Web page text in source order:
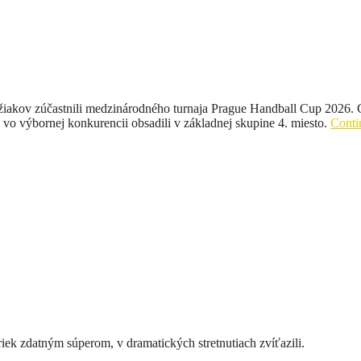
zúčastnili medzinárodného turnaja Prague Handball Cup 2026.
výbornej konkurencii obsadili v základnej skupine 4. miesto.
zdatným súperom, v dramatických stretnutiach zvíťazili.